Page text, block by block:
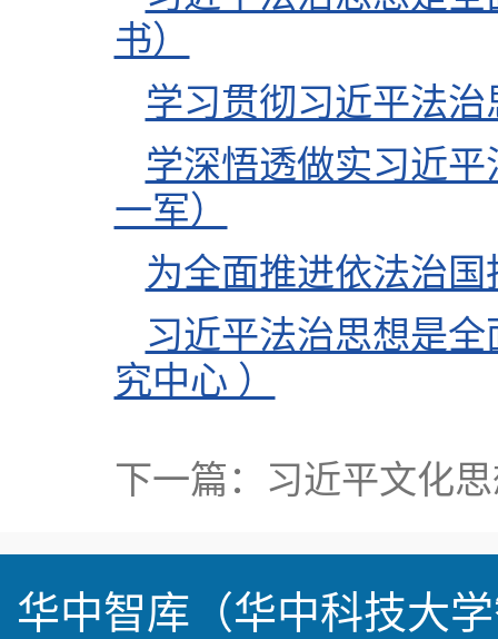
书）
学习贯彻习近平法
学深悟透做实习近
一军）
为全面推进依法治
习近平法治思想是
究中心 ）
下一篇： 习近平文化
华中智库（华中科技大